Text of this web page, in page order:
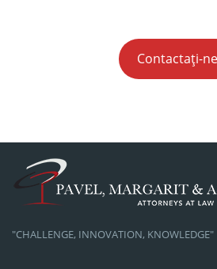
Contactați-ne
"CHALLENGE, INNOVATION, KNOWLEDGE"